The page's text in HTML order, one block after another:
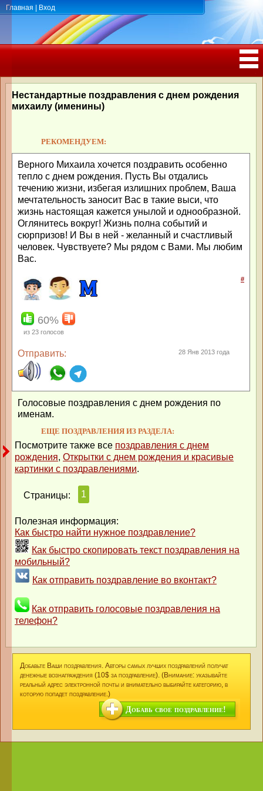
Главная Вход
РОЖДЕНИЯ, ЮБИЛЕЕМ
Нестандартные поздравления с днем рождения
михаилу (именины)
РЕКОМЕНДУЕМ:
Верного Михаила хочется поздравить особенно
тепло с днем рождения. Пусть Вы отдались
течению жизни, избегая излишних проблем, Ваша
мечтательность заносит Вас в такие выси, что
жизнь настоящая кажется унылой и однообразной.
Оглянитесь вокруг! Жизнь полна событий и
сюрпризов! И Вы в ней - желанный и счастливый
человек. Чувствуете? Мы рядом с Вами. Мы любим
Вас.
#
60%
из 23 голосов
Отправить: 28 Янв 2013 года
Голосовые поздравления с днем рождения по
именам.
ЕЩЕ ПОЗДРАВЛЕНИЯ ИЗ РАЗДЕЛА:
Посмотрите также все поздравления с днем
рождения, Открытки с днем рождения и красивые
картинки с поздравлениями.
Страницы: 1
Полезная информация:
Как быстро найти нужное поздравление?
Как быстро скопировать текст поздравления на
мобильный?
Как отправить поздравление во вконтакт?
Как отправить голосовые поздравления на
телефон?
Добавьте Ваши поздравления. Авторы самых лучших поздравлений получат
денежные вознаграждения (10$ за поздравление). (Внимание: указывайте
реальный адрес электронной почты и внимательно выбирайте категорию, в
которую попадет поздравление.)
Добавь свое поздравление!